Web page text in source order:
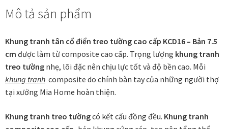
Trống Đồng Collection
Vũ khúc thiên nga Collection
Wheels of Time
Tranh chim sếu nghệ thuật
Mô tả sản phẩm
Khung tranh tân cổ điển treo tường cao cấp KCD16 – Bản 7.5
cm được làm từ composite cao cấp. Trọng lượng khung tranh
treo tường nhẹ, lõi đặc nên chịu lực tốt và độ bền cao. Mỗi
khung tranh composite do chính bàn tay của những người thợ
tại xưởng Mia Home hoàn thiện.
Khung tranh treo tườngcó kết cấu đồng đều. Khung tranh